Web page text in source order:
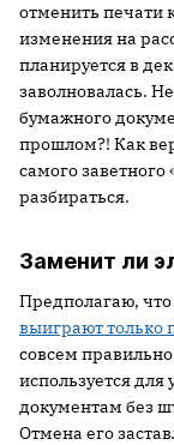
отменить печати
изменения на
планируется в
заволновалась.
бумажного
прошлом?! Как
самого заветного
разбираться.
Заменит ли
Предполагаю, что
выиграют только
совсем
используется
документам без
Отмена его